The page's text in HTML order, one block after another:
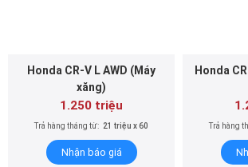
Honda CR-V L AWD (Máy
xăng)
1.250 triệu
Trả hàng tháng từ: 21 triệu x 60
Nhận báo giá
Honda
Trả hàng